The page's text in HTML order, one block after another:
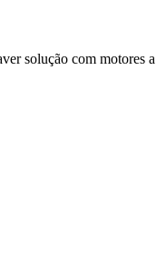
solução com motores a